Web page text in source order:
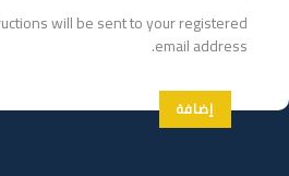
will be sent to your registered
email address.